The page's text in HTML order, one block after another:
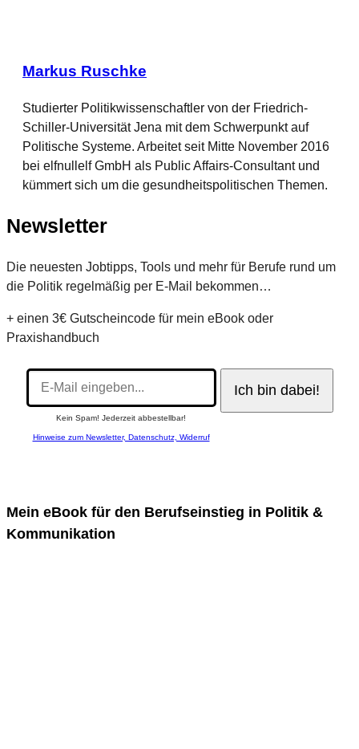
Markus Ruschke
Studierter Politikwissenschaftler von der Friedrich-
Schiller-Universität Jena mit dem Schwerpunkt auf
Politische Systeme. Arbeitet seit Mitte November 2016
bei elfnullelf GmbH als Public Affairs-Consultant und
kümmert sich um die gesundheitspolitischen Themen.
Newsletter
Die neuesten Jobtipps, Tools und mehr für Berufe rund um
die Politik regelmäßig per E-Mail bekommen…
+ einen 3€ Gutscheincode für mein eBook oder
Praxishandbuch
Kein Spam! Jederzeit abbestellbar!
Hinweise zum Newsletter, Datenschutz, Widerruf
Mein eBook für den Berufseinstieg in Politik &
Kommunikation